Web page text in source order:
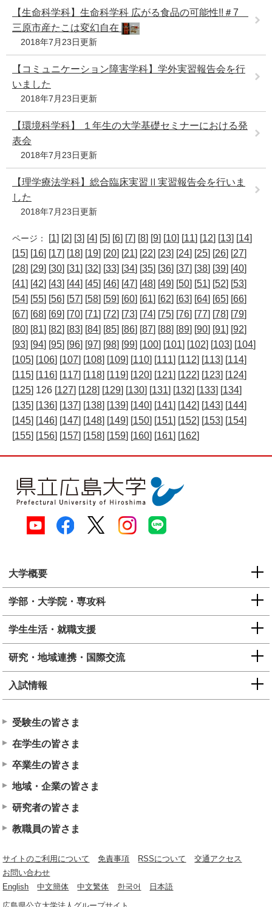
【生命科学科】生命科学科 広がる食品の可能性!!＃7
三原市産たこは変幻自在
2018年7月23日更新
【コミュニケーション障害学科】学外実習報告会を行
いました
2018年7月23日更新
【環境科学科】 １年生の大学基礎セミナーにおける発
表会
2018年7月23日更新
【理学療法学科】総合臨床実習Ⅱ実習報告会を行いま
した
2018年7月23日更新
ページ： [1] [2] [3] [4] [5] [6] [7] [8] [9] [10] [11] [12] [13] [14]
[15] [16] [17] [18] [19] [20] [21] [22] [23] [24] [25] [26] [27]
[28] [29] [30] [31] [32] [33] [34] [35] [36] [37] [38] [39] [40]
[41] [42] [43] [44] [45] [46] [47] [48] [49] [50] [51] [52] [53]
[54] [55] [56] [57] [58] [59] [60] [61] [62] [63] [64] [65] [66]
[67] [68] [69] [70] [71] [72] [73] [74] [75] [76] [77] [78] [79]
[80] [81] [82] [83] [84] [85] [86] [87] [88] [89] [90] [91] [92]
[93] [94] [95] [96] [97] [98] [99] [100] [101] [102] [103] [104]
[105] [106] [107] [108] [109] [110] [111] [112] [113] [114]
[115] [116] [117] [118] [119] [120] [121] [122] [123] [124]
[125] 126 [127] [128] [129] [130] [131] [132] [133] [134]
[135] [136] [137] [138] [139] [140] [141] [142] [143] [144]
[145] [146] [147] [148] [149] [150] [151] [152] [153] [154]
[155] [156] [157] [158] [159] [160] [161] [162]
大学概要
学部・大学院・専攻科
学生生活・就職支援
研究・地域連携・国際交流
入試情報
受験生の皆さま
在学生の皆さま
卒業生の皆さま
地域・企業の皆さま
研究者の皆さま
教職員の皆さま
サイトのご利用について 免責事項 RSSについて
交通アクセス
お問い合わせ
English
中文簡体 中文繁体 한국어 日本語